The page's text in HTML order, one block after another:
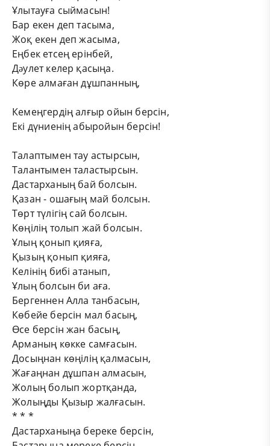
Ұлытауға сыймасын!
Бар екен деп тасыма,
Жоқ екен деп жасыма,
Еңбек етсең ерінбей,
Дəулет келер қасыңа.
Көре алмаған дұшпанның,
Кемеңгердің алғыр ойын берсін,
Екі дүниенің абыройын берсін!
Талаптымен тау астырсын,
Талантымен таластырсын.
Дастарханың бай болсын.
Қазан - ошағың май болсын.
Төрт түлігің сай болсын.
Көңілің толып жай болсын.
Ұлың қонып қияға,
Қызың қонып қияға,
Келінің бибі атанып,
Ұлың болсын би аға.
Бергеннен Алла танбасын,
Көбейе берсін мал басың,
Өсе берсін жан басың,
Арманың көкке самғасын.
Досыңнан көңілің қалмасын,
Жағаңнан дұшпан алмасын,
Жолың болып жортқанда,
Жолыңды Қызыр жалғасын.
* * *
Дастарханыңа береке берсін,